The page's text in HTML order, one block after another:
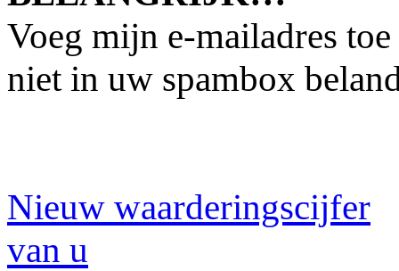
Voeg mijn e-mailadres
niet in uw spambox
Nieuw waarderingscijfer
van u